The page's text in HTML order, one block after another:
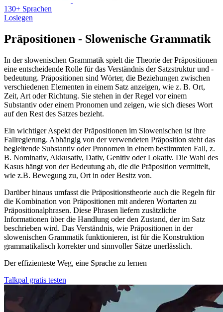
130+ Sprachen
Loslegen
Präpositionen - Slowenische Grammatik
In der slowenischen Grammatik spielt die Theorie der Präpositionen
eine entscheidende Rolle für das Verständnis der Satzstruktur und -
bedeutung. Präpositionen sind Wörter, die Beziehungen zwischen
verschiedenen Elementen in einem Satz anzeigen, wie z. B. Ort,
Zeit, Art oder Richtung. Sie stehen in der Regel vor einem
Substantiv oder einem Pronomen und zeigen, wie sich dieses Wort
auf den Rest des Satzes bezieht.
Ein wichtiger Aspekt der Präpositionen im Slowenischen ist ihre
Fallregierung. Abhängig von der verwendeten Präposition steht das
begleitende Substantiv oder Pronomen in einem bestimmten Fall, z.
B. Nominativ, Akkusativ, Dativ, Genitiv oder Lokativ. Die Wahl des
Kasus hängt von der Bedeutung ab, die die Präposition vermittelt,
wie z.B. Bewegung zu, Ort in oder Besitz von.
Darüber hinaus umfasst die Präpositionstheorie auch die Regeln für
die Kombination von Präpositionen mit anderen Wortarten zu
Präpositionalphrasen. Diese Phrasen liefern zusätzliche
Informationen über die Handlung oder den Zustand, der im Satz
beschrieben wird. Das Verständnis, wie Präpositionen in der
slowenischen Grammatik funktionieren, ist für die Konstruktion
grammatikalisch korrekter und sinnvoller Sätze unerlässlich.
Der effizienteste Weg, eine Sprache zu lernen
Talkpal gratis testen